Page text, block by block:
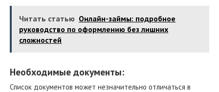
Читать статью Онлайн-займы: подробное
руководство по оформлению без лишних
сложностей
Необходимые документы:
Список документов может незначительно отличаться в